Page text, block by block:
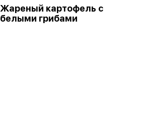
Жареный картофель с
белыми грибами